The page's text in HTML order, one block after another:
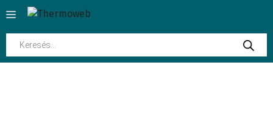
Kilépés
tartalomba
Products
search
Menü